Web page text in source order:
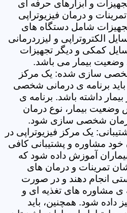
و ابزارهای حرفه ای
و درمان فیزیوتراپی
شامل دستگاه های
الکتروتراپی و لیزردرمانی
کمکی و دیگر تجهیزات
وضعیت بیمار می باشد.
سازی شده: یک مرکز
باید برنامه ی درمانی شخصی
داشته باشد. برنامه ی
وضعیت بیمار، نوع درمان
شخصی سازی شود.
یک مرکز فیزیوتراپی در
خود مشاوره و پشتیبانی کافی
بیماران آموزش داده شود که
تمرینات و درمان های
انجام دهند و در صورت
ی مشاوره های تغذیه ای و
داده شود. همچنین، باید